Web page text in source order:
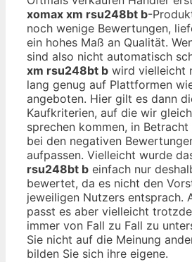
xomax xm rsu248bt b-
noch wenige Bewertungen,
ein hohes Maß an Qualität.
sind also nicht automatisch
xm rsu248bt b wird vielleicht
lang genug auf Plattformen
angeboten. Hier gilt es dann
Kaufkriterien, auf die wir
sprechen kommen, in
bei den negativen
aufpassen. Vielleicht wurde
rsu248bt b einfach nur
bewertet, da es nicht den
jeweiligen Nutzers entsprach.
passt es aber vielleicht
immer von Fall zu Fall zu
Sie nicht auf die Meinung
bilden Sie sich ihre eigene.